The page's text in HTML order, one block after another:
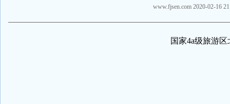
www.fjsen.com 2020-02-16
国家4a级旅游